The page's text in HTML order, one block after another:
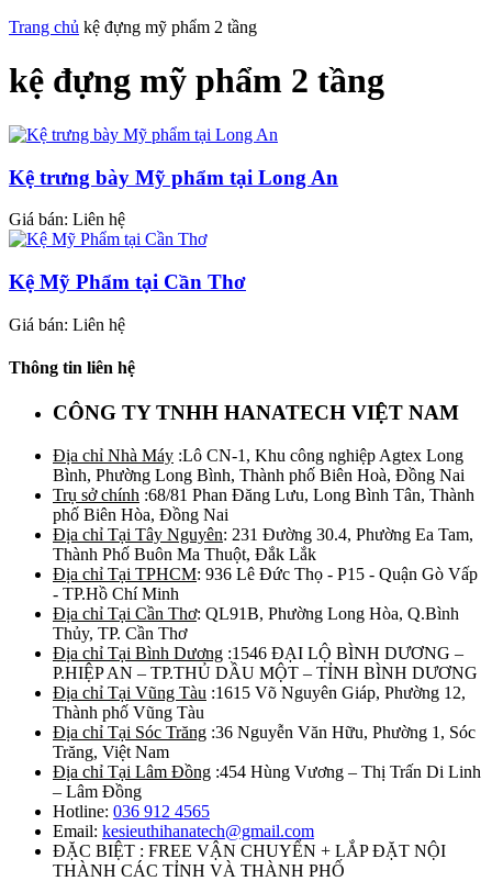
Trang chủ kệ đựng mỹ phẩm 2 tầng
kệ đựng mỹ phẩm 2 tầng
Kệ trưng bày Mỹ phẩm tại Long An
Giá bán: Liên hệ
Kệ Mỹ Phẩm tại Cần Thơ
Giá bán: Liên hệ
Thông tin liên hệ
CÔNG TY TNHH HANATECH VIỆT NAM
Địa chỉ Nhà Máy :Lô CN-1, Khu công nghiệp Agtex Long
Bình, Phường Long Bình, Thành phố Biên Hoà, Đồng Nai
Trụ sở chính :68/81 Phan Đăng Lưu, Long Bình Tân, Thành
phố Biên Hòa, Đồng Nai
Địa chỉ Tại Tây Nguyên: 231 Đường 30.4, Phường Ea Tam,
Thành Phố Buôn Ma Thuột, Đắk Lắk
Địa chỉ Tại TPHCM: 936 Lê Đức Thọ - P15 - Quận Gò Vấp
- TP.Hồ Chí Minh
Địa chỉ Tại Cần Thơ: QL91B, Phường Long Hòa, Q.Bình
Thủy, TP. Cần Thơ
Địa chỉ Tại Bình Dương :1546 ĐẠI LỘ BÌNH DƯƠNG –
P.HIỆP AN – TP.THỦ DẦU MỘT – TỈNH BÌNH DƯƠNG
Địa chỉ Tại Vũng Tàu :1615 Võ Nguyên Giáp, Phường 12,
Thành phố Vũng Tàu
Địa chỉ Tại Sóc Trăng :36 Nguyễn Văn Hữu, Phường 1, Sóc
Trăng, Việt Nam
Địa chỉ Tại Lâm Đồng :454 Hùng Vương – Thị Trấn Di Linh
– Lâm Đồng
Hotline: 036 912 4565
Email: kesieuthihanatech@gmail.com
ĐẶC BIỆT : FREE VẬN CHUYỂN + LẮP ĐẶT NỘI
THÀNH CÁC TỈNH VÀ THÀNH PHỐ